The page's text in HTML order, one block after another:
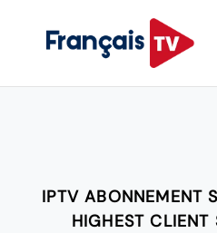
IPTV ABONNEMENT
HIGHEST CLIENT